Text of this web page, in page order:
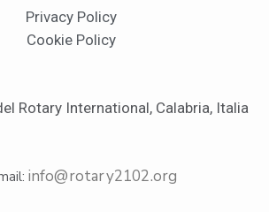
Privacy Policy
Cookie Policy
Rotary International, Calabria, Italia
info@rotary2102.org